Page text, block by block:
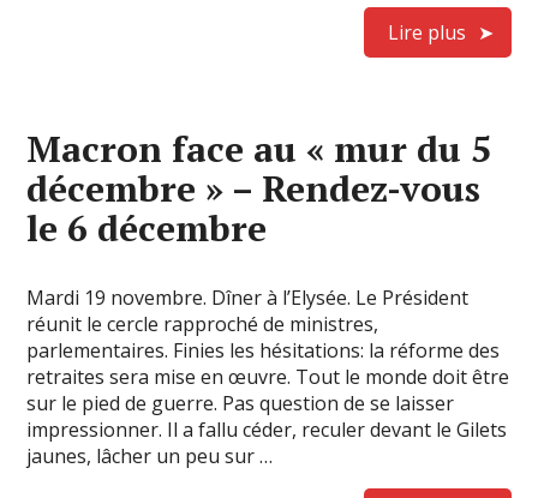
Lire plus
Macron face au « mur du 5
décembre » – Rendez-vous
le 6 décembre
Mardi 19 novembre. Dîner à l’Elysée. Le Président
réunit le cercle rapproché de ministres,
parlementaires. Finies les hésitations: la réforme des
retraites sera mise en œuvre. Tout le monde doit être
sur le pied de guerre. Pas question de se laisser
impressionner. Il a fallu céder, reculer devant le Gilets
jaunes, lâcher un peu sur …